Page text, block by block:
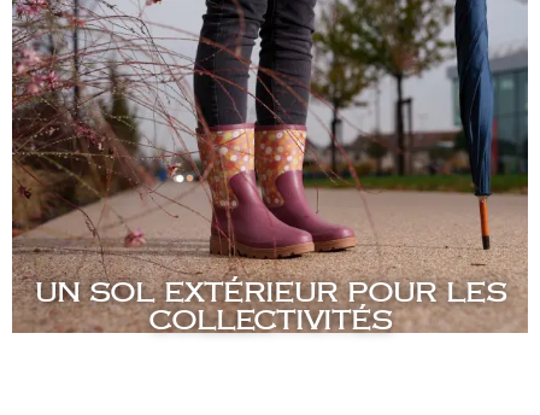
UN SOL EXTÉRIEUR POUR LES
COLLECTIVITÉS